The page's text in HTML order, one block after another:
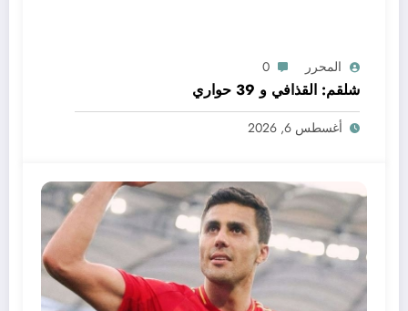
المحرر 0
شلقم: القذافي و 39 حواري
أغسطس 6, 2026